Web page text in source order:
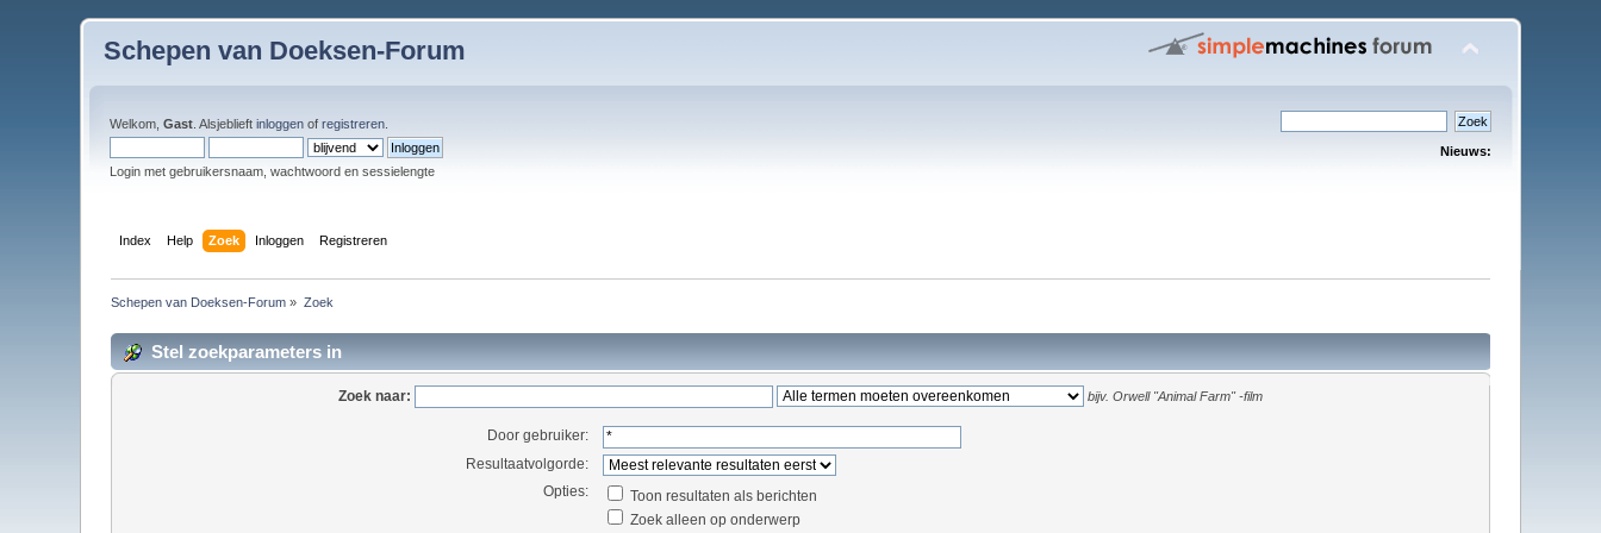
Schepen van Doeksen-Forum
Welkom,Gast . Alsjeblieftinloggen ofregistreren
Login met gebruikersnaam, wachtwoord en sessielengte
Nieuws:
Index Help Zoek Inloggen Registreren
Schepen van Doeksen-Forum » Zoek
Stel zoekparameters in
Zoek naar: bijv. Orwell "Animal Farm" -film
Door gebruiker:
Resultaatvolgorde:
Opties:
Toon resultaten als berichten
Zoek alleen op onderwerp